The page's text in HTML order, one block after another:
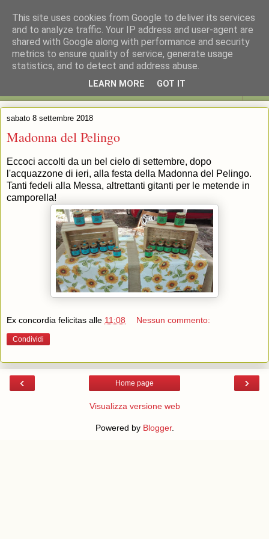
La Fattoria del Furlo
La nostra azienda agricola ha una vetrina sul mondo
sabato 8 settembre 2018
Madonna del Pelingo
Eccoci accolti da un bel cielo di settembre, dopo
l'acquazzone di ieri, alla festa della Madonna del Pelingo.
Tanti fedeli alla Messa, altrettanti gitanti per le metende in
camporella!
Ex concordia felicitas alle 11:08 Nessun commento:
Condividi
‹ ›
Home page
Visualizza versione web
Powered by Blogger.
This site uses cookies from Google to deliver its services
and to analyze traffic. Your IP address and user-agent are
shared with Google along with performance and security
metrics to ensure quality of service, generate usage
statistics, and to detect and address abuse.
LEARN MORE GOT IT